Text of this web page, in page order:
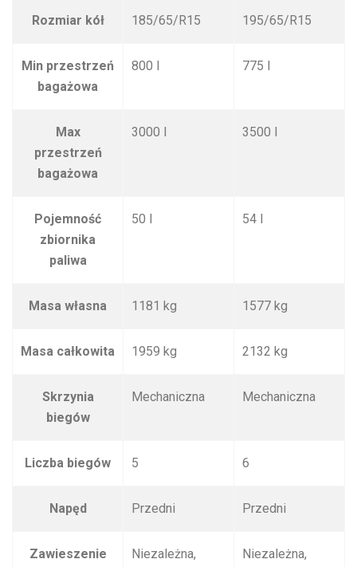
Rozmiar kół 185/65/R15 195/65/R15
Min przestrzeń
bagażowa
800 l 775 l
Max
przestrzeń
bagażowa
3000 l 3500 l
Pojemność
zbiornika
paliwa
50 l 54 l
Masa własna 1181 kg 1577 kg
Masa całkowita 1959 kg 2132 kg
Skrzynia
biegów
Mechaniczna Mechaniczna
Liczba biegów 5 6
Napęd Przedni Przedni
Zawieszenie
Niezależna,
Niezależna,